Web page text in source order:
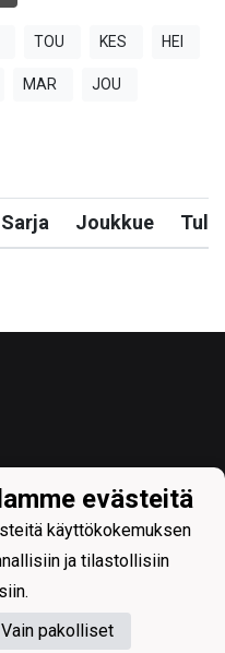
TOU KES HEI
MAR JOU
Sarja Joukkue
evästeitä
käyttökokemuksen
ja tilastollisiin
Vain pakolliset